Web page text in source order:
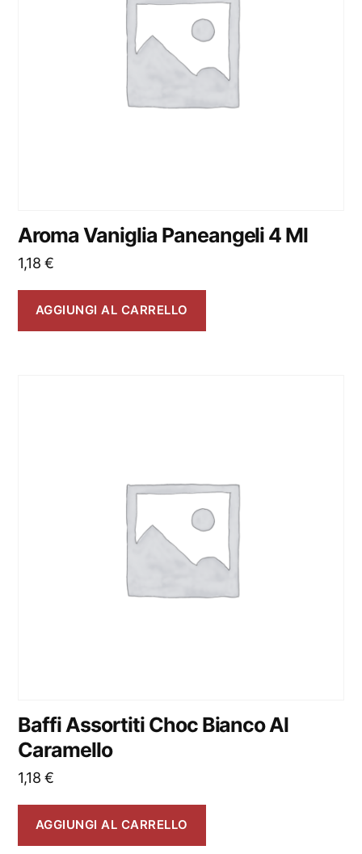
Aroma Vaniglia Paneangeli 4 Ml
1,18€
AGGIUNGI AL CARRELLO
Baffi Assortiti Choc Bianco Al
Caramello
1,18€
AGGIUNGI AL CARRELLO